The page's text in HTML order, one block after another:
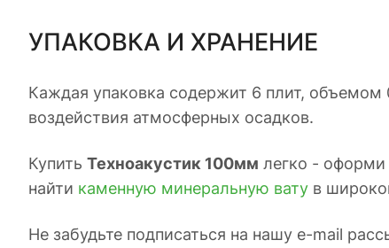
УПАКОВКА И ХРАНЕНИЕ
Каждая упаковка содержит 6 плит,
воздействия атмосферных осадков.
Купить Техноакустик 100мм легко - оформи
найти каменную минеральную вату в
Не забудьте подписаться на нашу e-mail